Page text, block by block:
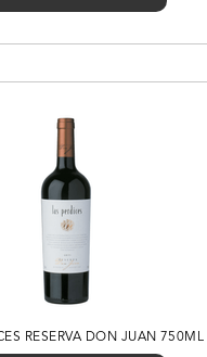
RESERVA DON JUAN 750ML